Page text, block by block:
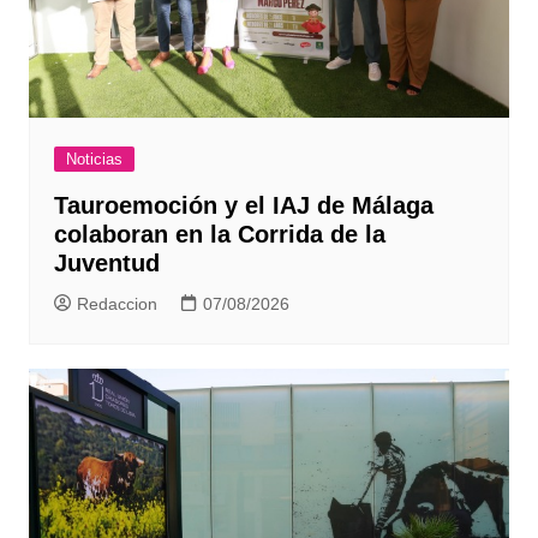
Noticias
Tauroemoción y el IAJ de Málaga
colaboran en la Corrida de la
Juventud
Redaccion 07/08/2026